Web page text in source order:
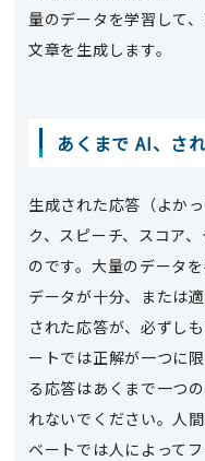
量のデータを学習して
文章を生成します。
あくまで AI、さ
生成された応答（よか
ク、スピーチ、スコア
のです。大量のデータ
データが十分、または
された応答が、必ずし
ートでは正解が一つに
る応答はあくまで一つ
れないでください。人
ベートでは人によって